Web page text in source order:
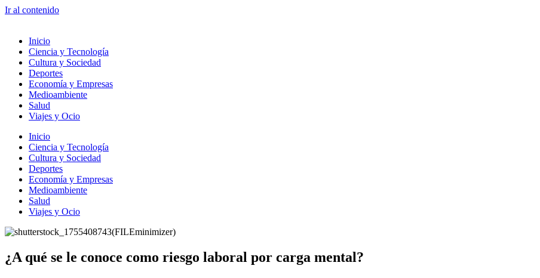
Ir al contenido
Inicio
Ciencia y Tecnología
Cultura y Sociedad
Deportes
Economía y Empresas
Medioambiente
Salud
Viajes y Ocio
Inicio
Ciencia y Tecnología
Cultura y Sociedad
Deportes
Economía y Empresas
Medioambiente
Salud
Viajes y Ocio
¿A qué se le conoce como riesgo laboral por carga mental?